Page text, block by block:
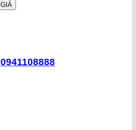
0941108888